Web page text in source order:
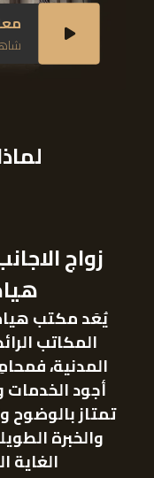
زواج
يُعَد مكتب
المكاتب
المدنية،
أجود الخدمات
تمتاز بالوضوح
والخبرة
الغاية